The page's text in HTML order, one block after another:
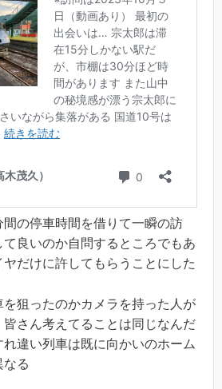
の停車時間を借りて一瞬の訪
良いのか自問するところでもあ
だけに許してもらうことにした
狙ったのかカメラを持った人が
皆さん考えてることは同じなんだ
違い列車は既に向かいのホーム
なる